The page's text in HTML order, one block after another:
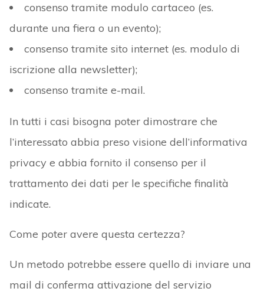
consenso tramite modulo cartaceo (es.
durante una fiera o un evento);
consenso tramite sito internet (es. modulo di
iscrizione alla newsletter);
consenso tramite e-mail.
In tutti i casi bisogna poter dimostrare che
l’interessato abbia preso visione dell’informativa
privacy e abbia fornito il consenso per il
trattamento dei dati per le specifiche finalità
indicate.
Come poter avere questa certezza?
Un metodo potrebbe essere quello di inviare una
mail di conferma attivazione del servizio